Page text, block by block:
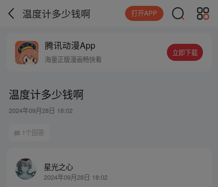
温度计多少钱啊 打开APP
腾讯动漫App
海量正版漫画畅快看
立即下载
温度计多少钱啊
2024年09月28日 18:02
1个回答
星光之心
2024年09月28日 18:02